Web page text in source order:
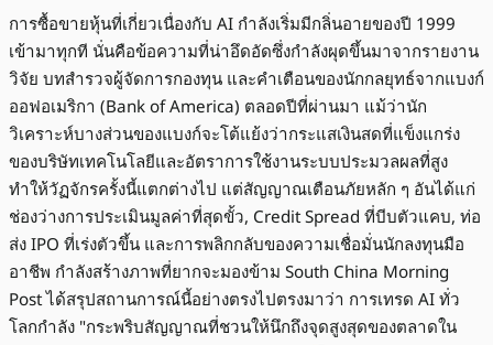
การซื้อขายหุ้นที่เกี่ยวเนื่องกับ AI กำลังเริ่มมีกลิ่นอายของปี 1999
เข้ามาทุกที นั่นคือข้อความที่น่าอึดอัดซึ่งกำลังผุดขึ้นมาจากรายงาน
วิจัย บทสำรวจผู้จัดการกองทุน และคำเตือนของนักกลยุทธ์จากแบงก์
ออฟอเมริกา (Bank of America) ตลอดปีที่ผ่านมา แม้ว่านัก
วิเคราะห์บางส่วนของแบงก์จะโต้แย้งว่ากระแสเงินสดที่แข็งแกร่ง
ของบริษัทเทคโนโลยีและอัตราการใช้งานระบบประมวลผลที่สูง
ทำให้วัฏจักรครั้งนี้แตกต่างไป แต่สัญญาณเตือนภัยหลัก ๆ อันได้แก่
ช่องว่างการประเมินมูลค่าที่สุดขั้ว, Credit Spread ที่บีบตัวแคบ, ท่อ
ส่ง IPO ที่เร่งตัวขึ้น และการพลิกกลับของความเชื่อมั่นนักลงทุนมือ
อาชีพ กำลังสร้างภาพที่ยากจะมองข้าม South China Morning
Post ได้สรุปสถานการณ์นี้อย่างตรงไปตรงมาว่า การเทรด AI ทั่ว
โลกกำลัง "กระพริบสัญญาณที่ชวนให้นึกถึงจุดสูงสุดของตลาดใน